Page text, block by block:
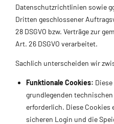
Datenschutzrichtlinien sowie
Dritten geschlossener
28 DSGVO bzw. Verträge zur
Art. 26 DSGVO verarbeitet.
Sachlich unterscheiden wir
Funktionale Cookies:
grundlegenden
erforderlich. Diese Cookies
sicheren Login und die